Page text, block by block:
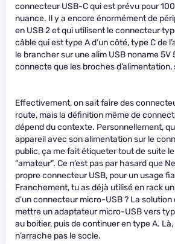
connecteur USB-C qui est prévu pour
nuance. Il y a encore énormément de
en USB 2 et qui utilisent le connecteur
câble qui est type A d’un côté, type C de
le brancher sur une alim USB noname 5V
connecte que les broches
Effectivement, on sait faire des
route, mais la définition même de
dépend du contexte. Personnellement,
appareil avec son alimentation sur le
public, ça me fait étiqueter tout de suite
“amateur”. Ce n’est pas par hasard que
propre connecteur USB, pour un usage
Franchement, tu as déjà utilisé en rack
d’un connecteur micro-USB ? La solution
mettre un adaptateur micro-USB vers
au boitier, puis de continuer en type A.
n’arrache pas le socle.